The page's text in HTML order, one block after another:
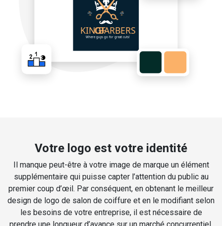
Votre logo est votre identité
Il manque peut-être à votre image de marque un élément
supplémentaire qui puisse capter l’attention du public au
premier coup d’œil. Par conséquent, en obtenant le meilleur
design de logo de salon de coiffure et en le modifiant selon
les besoins de votre entreprise, il est nécessaire de